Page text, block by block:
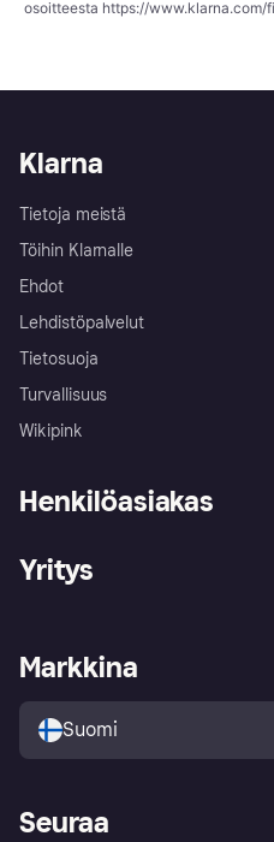
osoitteesta https://www.klarna.com/
Klarna
Tietoja meistä
Töihin Klarnalle
Ehdot
Lehdistöpalvelut
Tietosuoja
Turvallisuus
Wikipink
Henkilöasiakas
Kirjaudu sisään
Tutustu kauppoihin
Ostajan turva
Yritys
Kirjaudu sisään yrityksenä
Markkina
Suomi
Seuraa